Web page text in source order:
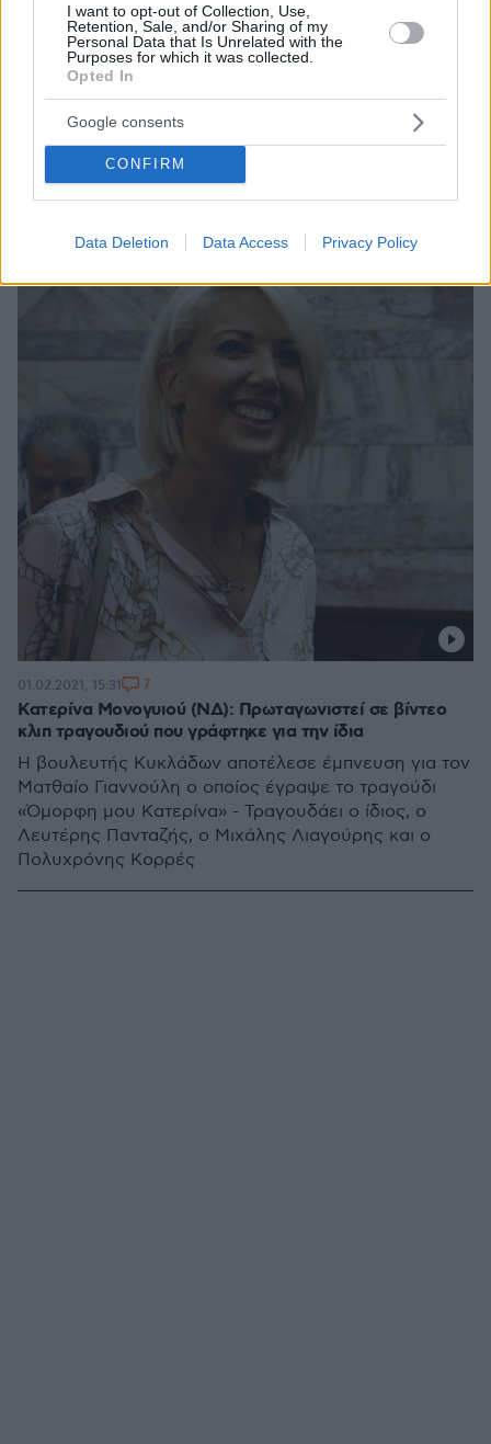
I want to opt-out of Collection, Use,
Retention, Sale, and/or Sharing of my
Personal Data that Is Unrelated with the
Purposes for which it was collected.
Opted In
Google consents
CONFIRM
Data Deletion Data Access Privacy Policy
Ματθαίος Γιαννούλης: «Έχασα 30 κιλά»
«Το αγαπημένο μου φαγητό είναι τα μακαρόνια με
κιμά και έχω να τα φάω 9 μήνες» συμπλήρωσε ο
τραγουδιστής
26.01.2023, 12:22
Κατερίνα Μονογυιού (ΝΔ): Πρωταγωνιστεί σε βίντεο
κλιπ τραγουδιού που γράφτηκε για την ίδια
Η βουλευτής Κυκλάδων αποτέλεσε έμπνευση για τον
Ματθαίο Γιαννούλη ο οποίος έγραψε το τραγούδι
«Όμορφη μου Κατερίνα» - Τραγουδάει ο ίδιος, ο
Λευτέρης Πανταζής, ο Μιχάλης Λιαγούρης και ο
Πολυχρόνης Κορρές
01.02.2021, 15:31 7